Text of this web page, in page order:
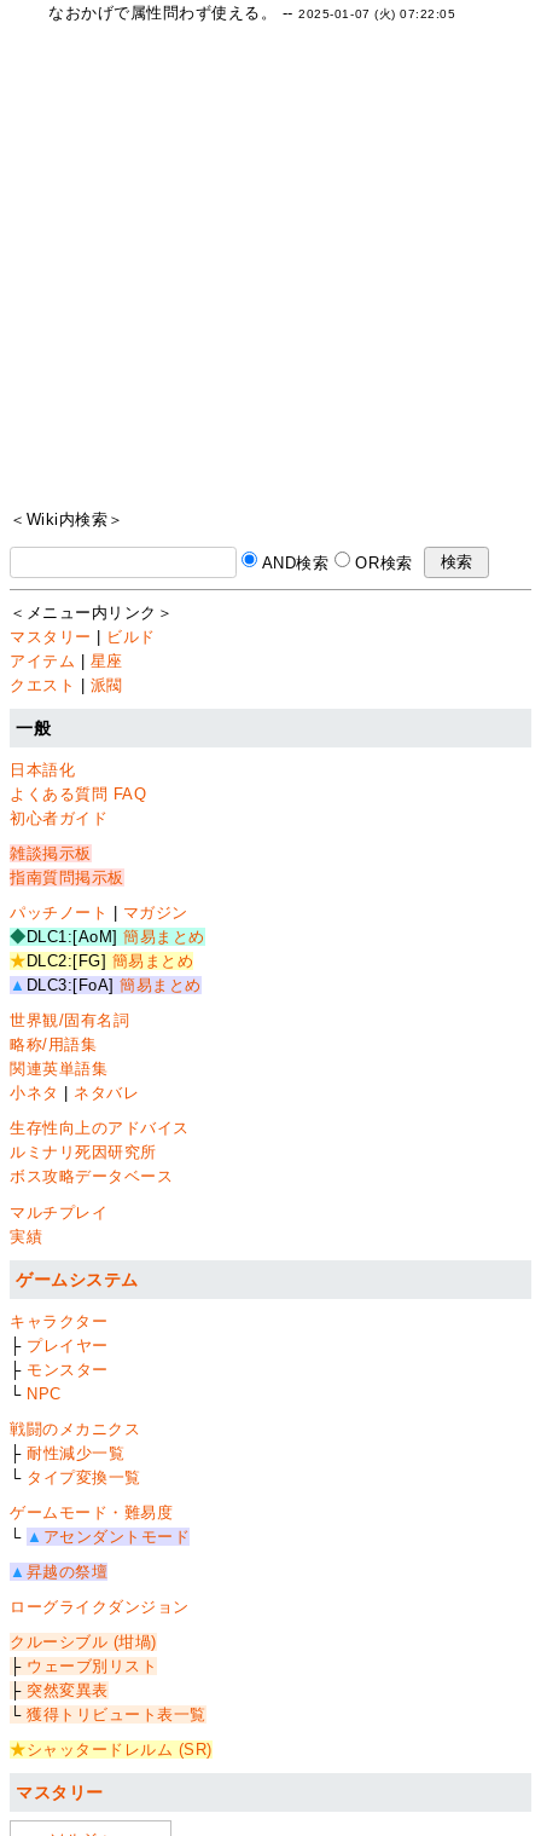
なおかげで属性問わず使える。 --2025-01-07 (火) 07:22:05
＜Wiki内検索＞
AND検索 OR検索
＜メニュー内リンク＞
マスタリー
ビルド
アイテム
星座
クエスト
派閥
一般
日本語化
よくある質問 FAQ
初心者ガイド
雑談掲示板
指南質問掲示板
パッチノート
マガジン
◆ DLC1:[AoM]簡易まとめ
★ DLC2:[FG] 簡易まとめ
▲ DLC3:[FoA]簡易まとめ
世界観/固有名詞
略称/用語集
関連英単語集
小ネタ
ネタバレ
生存性向上のアドバイス
ルミナリ死因研究所
ボス攻略データベース
マルチプレイ
実績
ゲームシステム
キャラクター
├ プレイヤー
├ モンスター
└ NPC
戦闘のメカニクス
├耐性減少一覧
└ タイプ変換一覧
ゲームモード・難易度
└ ▲ アセンダントモード
▲ 昇越の祭壇
ローグライクダンジョン
クルーシブル (坩堝)
├ ウェーブ別リスト
├ 突然変異表
└獲得トリビュート表一覧
★シャッタードレルム (SR)
マスタリー